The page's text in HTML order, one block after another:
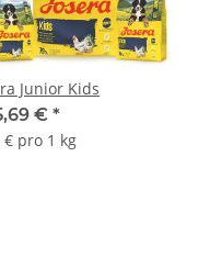
Junior Kids
€ *
€ pro 1 kg